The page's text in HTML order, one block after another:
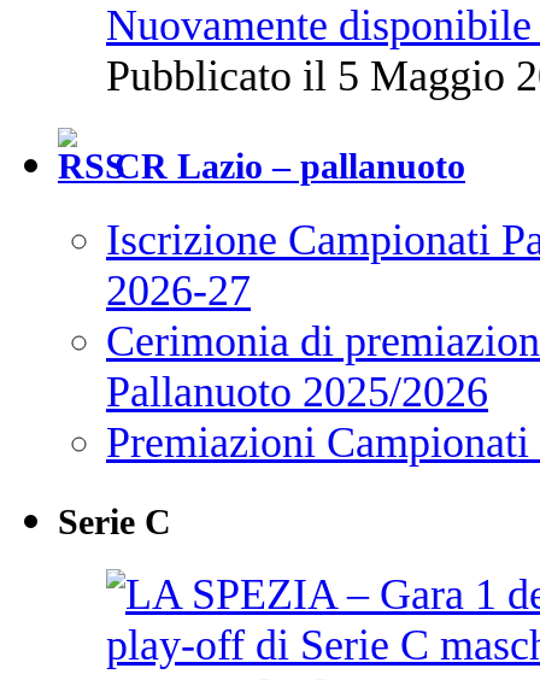
Nuovamente
Pubblicato il 5 Maggio
CR Lazio – pallanuoto
Iscrizione Campionati
2026-27
Cerimonia di
Pallanuoto 2025/2026
Premiazioni
Serie C